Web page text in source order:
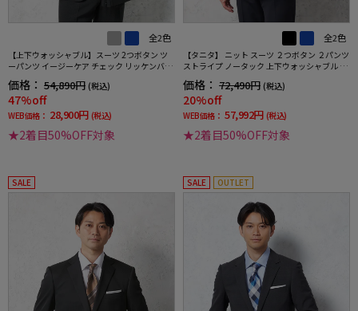
全2色
【上下ウォッシャブル】スーツ 2つボタン ツ
ーパンツ イージーケア チェック リッケンバッ
カー
価格： 54,890円 (税込)
47%off
WEB価格： 28,900円 (税込)
★2着目50%OFF対象
全2色
【タニタ】 ニット スーツ ２つボタン ２パンツ
ストライプ ノータック 上下ウォッシャブル 春
夏
価格： 72,490円 (税込)
20%off
WEB価格： 57,992円 (税込)
★2着目50%OFF対象
SALE SALE OUTLET